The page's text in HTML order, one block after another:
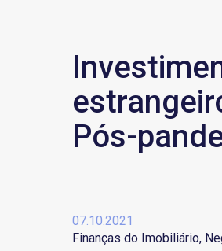
Pós-
07.10.2021
Finanças do Imobiliário